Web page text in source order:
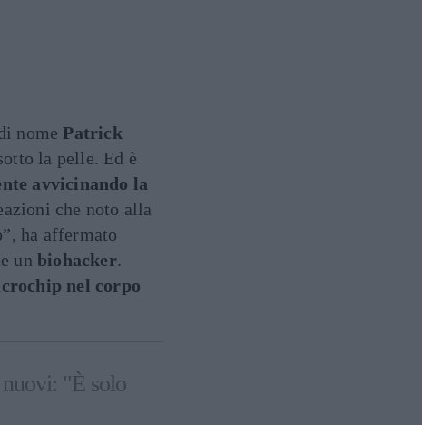
nomePatrick
la pelle. Ed è
avvicinando la
che noto alla
ha affermato
unbiohacker.
nel corpo
"È solo